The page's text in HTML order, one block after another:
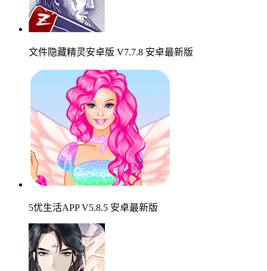
文件隐藏精灵安卓版 V7.7.8 安卓最新版
5优生活APP V5.8.5 安卓最新版